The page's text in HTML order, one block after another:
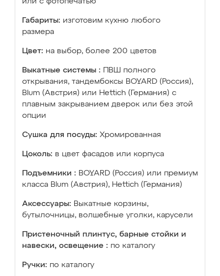
Габариты: изготовим кухню любого
размера
Цвет: на выбор, более 200 цветов
Выкатные системы :
ПВШ полного
открывания, тандембоксы BOYARD (Россия),
Blum (Австрия) или Hettich (Германия) с
плавным закрыванием дверок или без этой
опции
Сушка для посуды: Хромированная
Цоколь: в цвет фасадов или корпуса
Подъемники : BOYARD (Россия) или премиум
класса Blum (Австрия), Hettich (Германия)
Аксессуары: Выкатные корзины,
бутылочницы, волшебные уголки, карусели
Пристеночный плинтус, барные стойки и
навески, освещение : по каталогу
Ручки: по каталогу